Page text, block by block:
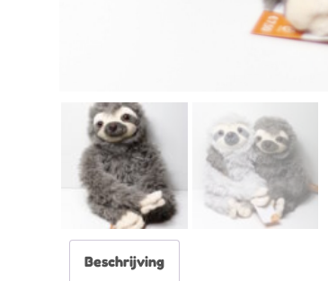
Beschrijving